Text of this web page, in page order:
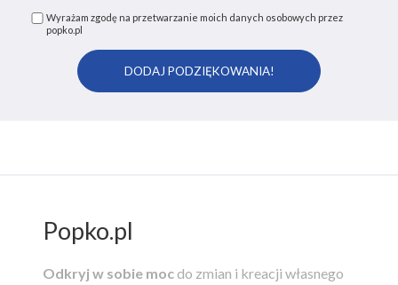
Wyrażam zgodę na przetwarzanie moich danych osobowych przez
popko.pl
Popko.pl
Odkryj w sobie moc do zmian i kreacji własnego